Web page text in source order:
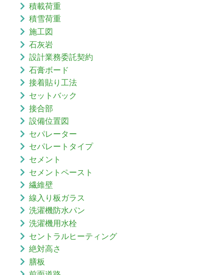
積載荷重
積雪荷重
施工図
石灰岩
設計業務委託契約
石膏ボード
接着貼り工法
セットバック
接合部
設備位置図
セパレーター
セパレートタイプ
セメント
セメントペースト
繊維壁
線入り板ガラス
洗濯機防水パン
洗濯機用水栓
セントラルヒーティング
絶対高さ
膳板